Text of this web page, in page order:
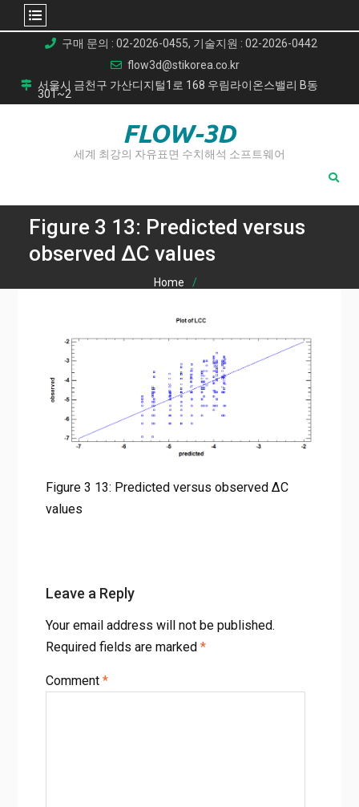
content
구매 문의 : 02-2026-0455, 기술지원 : 02-2026-0442
flow3d@stikorea.co.kr
서울시 금천구 가산디지털1로 168 우림라이온스밸리 B동
301~2
FLOW-3D
세계 최강의 자유표면 수치해석 소프트웨어
Figure 3 13: Predicted versus
observed ΔC values
Home
Splitting Test)의 유한요소 해석 모델링
Figure 3 13: Predicted versus observed ΔC values
Figure 3 13: Predicted versus observed ΔC
values
Leave a Reply
Your email address will not be published.
Required fields are marked *
Comment *